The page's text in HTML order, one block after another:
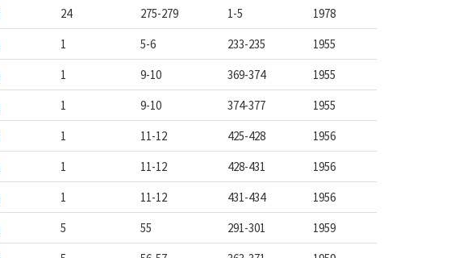
24 275-279 1-5
1978
1 5-6 233-235
1955
1 9-10 369-374
1955
1 9-10 374-377
1955
1 11-12 425-428
1956
1 11-12 428-431
1956
1 11-12 431-434
1956
5 55 291-301
1959